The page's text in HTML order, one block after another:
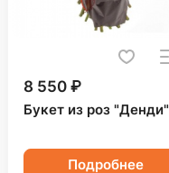
8 550 ₽
Букет из роз "Денди"
Подробнее